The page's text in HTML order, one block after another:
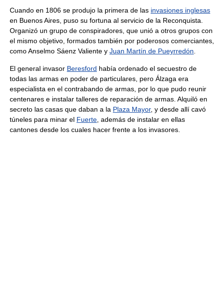
Cuando en 1806 se produjo la primera de las invasiones inglesas
en Buenos Aires, puso su fortuna al servicio de la Reconquista.
Organizó un grupo de conspiradores, que unió a otros grupos con
el mismo objetivo, formados también por poderosos comerciantes,
como Anselmo Sáenz Valiente y Juan Martín de Pueyrredón
El general invasor Beresford había ordenado el secuestro de
todas las armas en poder de particulares, pero Álzaga era
especialista en el contrabando de armas, por lo que pudo reunir
centenares e instalar talleres de reparación de armas. Alquiló en
secreto las casas que daban a la Plaza Mayor, y desde allí cavó
túneles para minar el Fuerte , además de instalar en ellas
cantones desde los cuales hacer frente a los invasores.